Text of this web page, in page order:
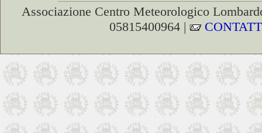
Associazione Centro Meteorologico
05815400964 |